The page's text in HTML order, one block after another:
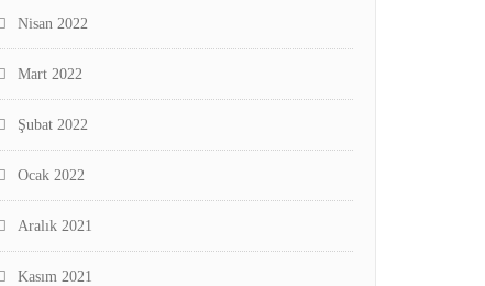
Nisan 2022
Mart 2022
Şubat 2022
Ocak 2022
Aralık 2021
Kasım 2021